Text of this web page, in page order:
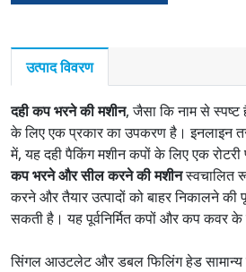
उत्पाद विवरण
दही कप भरने की मशीन, जैसा कि नाम से
के लिए एक प्रकार का उपकरण है। इनलाइन
में, यह दही पैकिंग मशीन कपों के लिए एक
कप भरने और सील करने की मशीनस्वचालित
करने और तैयार उत्पादों को बाहर निकालने की
सकती है। यह पूर्वनिर्मित कपों और कप कवर के
सिंगल आउटलेट और डबल फिलिंग हेड सामान्य